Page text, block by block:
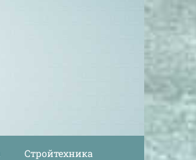
Стройтехника